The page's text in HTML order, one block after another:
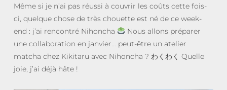
Même si je n’ai pas réussi à couvrir les coûts cette fois-
ci, quelque chose de très chouette est né de ce week-
end : j’ai rencontré Nihoncha
Nous allons préparer
une collaboration en janvier… peut-être un atelier
matcha chez Kikitaru avec Nihoncha ? わくわく Quelle
joie, j’ai déjà hâte !